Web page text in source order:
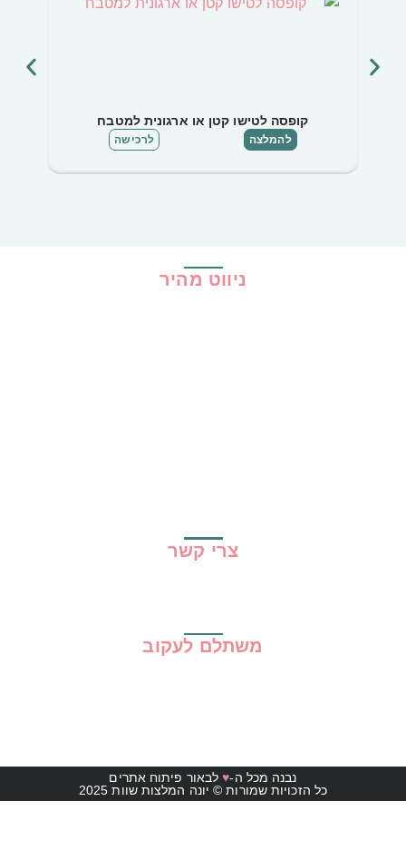
קופסה לטישו קטן או ארגונית למטבח
להמלצה לרכישה
ניווט מהיר
צרי קשר
משתלם לעקוב
נבנה מכל ה-♥לבאור פיתוח אתרים
כל הזכויות שמורות © יונה המלצות שוות 2025